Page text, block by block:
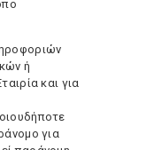
ή
και για
για